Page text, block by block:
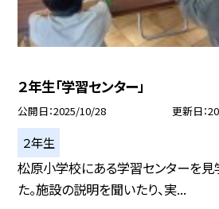
２年生「学習センター」
公開日 2025/10/28 更新日
２年生
松原小学校にある学習センターを見
た。施設の説明を聞いたり、実...